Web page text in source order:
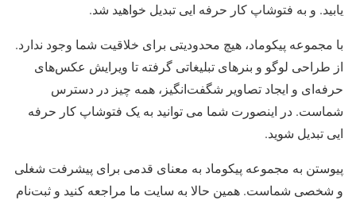
یابید. و به فتوشاپ کار حرفه ایی تبدیل خواهید شد.
با مجموعه پیکوماد، هیچ محدودیتی برای خلاقیت شما وجود ندارد.
از طراحی لوگو و بنرهای تبلیغاتی گرفته تا ویرایش عکس‌های
حرفه‌ای و ایجاد تصاویر شگفت‌انگیز، همه چیز در دسترس
شماست. در اینصورت شما می توانید به یک فتوشاپ کار حرفه
ایی تبدیل شوید.
پیوستن به مجموعه پیکوماد به معنای قدمی برای پیشرفت شغلی
و شخصی شماست. همین حالا به سایت ما مراجعه کنید و ثبت‌نام